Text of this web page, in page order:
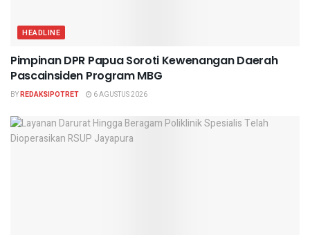
HEADLINE
Pimpinan DPR Papua Soroti Kewenangan Daerah
Pascainsiden Program MBG
BYREDAKSIPOTRET 6 AGUSTUS 2026